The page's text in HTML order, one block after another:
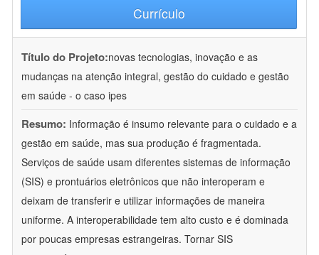
Currículo
Título do Projeto:novas tecnologias, inovação e as
mudanças na atenção integral, gestão do cuidado e gestão
em saúde - o caso ipes
Resumo: Informação é insumo relevante para o cuidado e a
gestão em saúde, mas sua produção é fragmentada.
Serviços de saúde usam diferentes sistemas de informação
(SIS) e prontuários eletrônicos que não interoperam e
deixam de transferir e utilizar informações de maneira
uniforme. A interoperabilidade tem alto custo e é dominada
por poucas empresas estrangeiras. Tornar SIS